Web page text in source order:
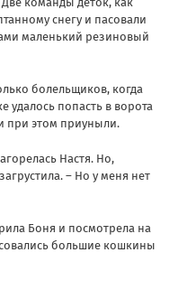
снегу и пасовали
маленький резиновый
болельщиков, когда
удалось попасть в ворота
при этом приуныли.
Настя. Но,
– Но у меня нет
Боня и посмотрела на
большие кошкины